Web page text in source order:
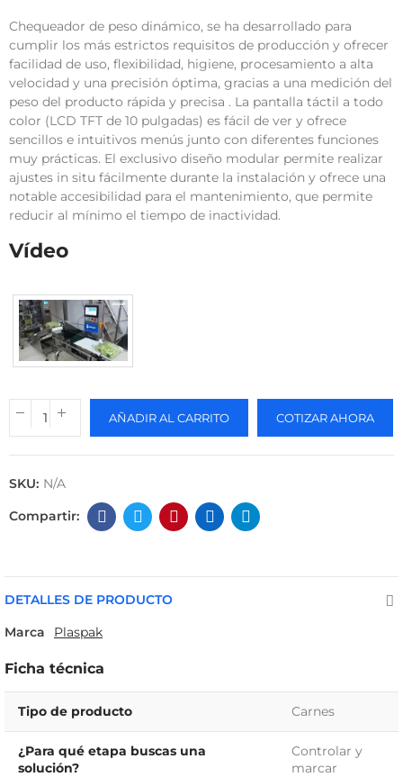
Chequeador de peso dinámico, se ha desarrollado para
cumplir los más estrictos requisitos de producción y ofrecer
facilidad de uso, flexibilidad, higiene, procesamiento a alta
velocidad y una precisión óptima, gracias a una medición del
peso del producto rápida y precisa . La pantalla táctil a todo
color (LCD TFT de 10 pulgadas) es fácil de ver y ofrece
sencillos e intuitivos menús junto con diferentes funciones
muy prácticas. El exclusivo diseño modular permite realizar
ajustes in situ fácilmente durante la instalación y ofrece una
notable accesibilidad para el mantenimiento, que permite
reducir al mínimo el tiempo de inactividad.
Vídeo
AÑADIR AL CARRITO COTIZAR AHORA
SKU: N/A
DETALLES DE PRODUCTO
Marca
Plaspak
Ficha técnica
Tipo de producto Carnes
¿Para qué etapa buscas una
solución?
Controlar y
marcar